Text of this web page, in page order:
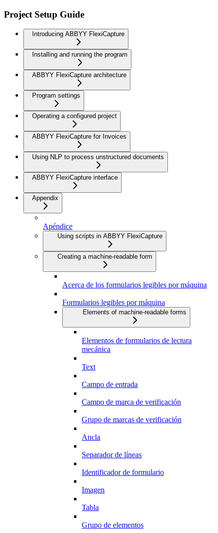
Project Setup Guide
Introducing ABBYY FlexiCapture
Installing and running the program
ABBYY FlexiCapture architecture
Program settings
Operating a configured project
ABBYY FlexiCapture for Invoices
Using NLP to process unstructured documents
ABBYY FlexiCapture interface
Appendix
Apéndice
Using scripts in ABBYY FlexiCapture
Creating a machine-readable form
Acerca de los formularios legibles por máquina
Formularios legibles por máquina
Elements of machine-readable forms
Elementos de formularios de lectura
mecánica
Text
Campo de entrada
Campo de marca de verificación
Grupo de marcas de verificación
Ancla
Separador de líneas
Identificador de formulario
Imagen
Tabla
Grupo de elementos